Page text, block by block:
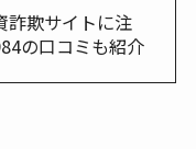
詐欺サイトに注
の口コミも紹介